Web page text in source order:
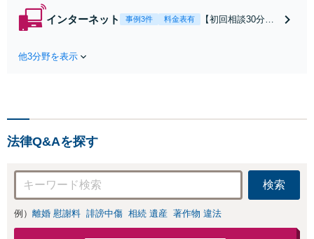
れたら、サインす
インターネット 事例3件 料金表有
【初回相談30分無
お店の風評被害対
応可：開示請求の
意見照会が来たと
きの対処法、被害
者との示談交渉
他3分野を表示
法律Q&Aを探す
検索
例） 離婚 慰謝料 誹謗中傷 相続 遺産 著作物 違法